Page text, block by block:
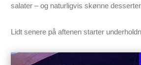
salater – og naturligvis skønne
Lidt senere på aftenen starter